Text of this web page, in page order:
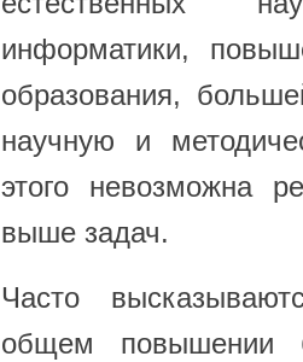
информатики,
образования,
научную и
этого невозможна
выше задач.
Часто
общем повышении